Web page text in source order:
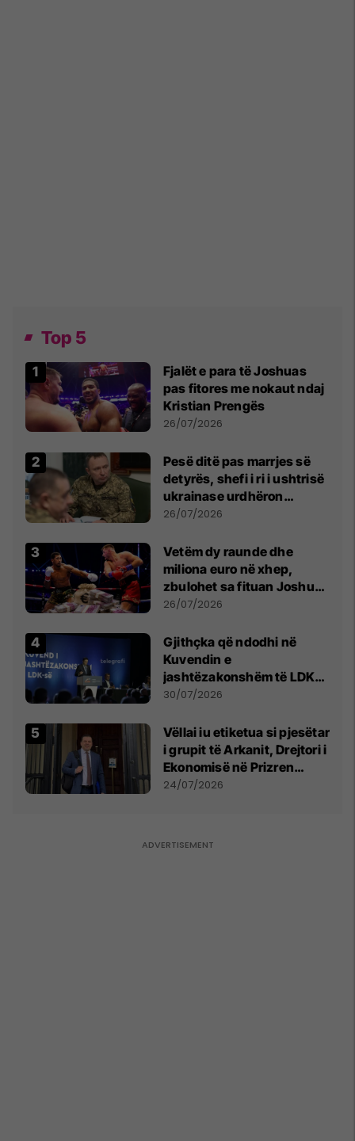
Top 5
Fjalët e para të Joshuas
pas fitores me nokaut ndaj
Kristian Prengës
26/07/2026
Pesë ditë pas marrjes së
detyrës, shefi i ri i ushtrisë
ukrainase urdhëron
kontroll të madh
26/07/2026
Vetëm dy raunde dhe
miliona euro në xhep,
zbulohet sa fituan Joshua
e Prenga
26/07/2026
Gjithçka që ndodhi në
Kuvendin e
jashtëzakonshëm të LDK-
së
30/07/2026
Vëllai iu etiketua si pjesëtar
i grupit të Arkanit, Drejtori i
Ekonomisë në Prizren
mohon pretendimet
24/07/2026